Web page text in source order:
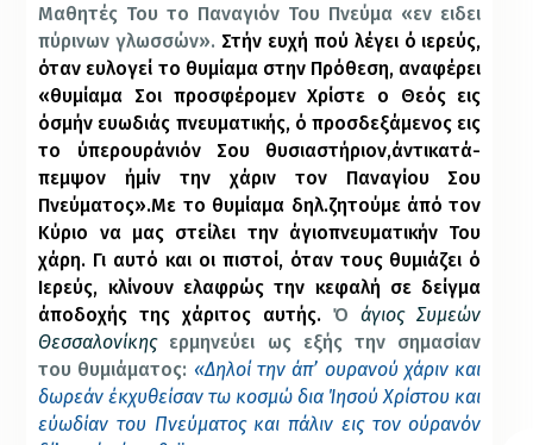
Μαθητές Του το Παναγιόν Του Πνεύμα «εν ειδει
πύρινων γλωσσών». Στήν ευχή πού λέγει ό ιερεύς,
όταν ευλογεί το θυμίαμα στην Πρόθεση, αναφέρει
«θυμίαμα Σοι προσφέρομεν Χρίστε ο Θεός εις
όσμήν ευωδιάς πνευματικής, ό προσδεξάμενος εις
το ύπερουράνιόν Σου θυσιαστήριον,άντικατά-
πεμψον ήμίν την χάριν τον Παναγίου Σου
Πνεύματος».Με το θυμίαμα δηλ.ζητούμε άπό τον
Κύριο να μας στείλει την άγιοπνευματικήν Του
χάρη. Γι αυτό και οι πιστοί, όταν τους θυμιάζει ό
Ιερεύς, κλίνουν ελαφρώς την κεφαλή σε δείγμα
άποδοχής της χάριτος αυτής. Ό άγιος Συμεών
Θεσσαλονίκηςερμηνεύει ως εξής την σημασίαν
του θυμιάματος: «Δηλοί την άπ’ ουρανού χάριν και
δωρεάν έκχυθείσαν τω κοσμώ δια Ίησού Χρίστου και
εύωδίαν του Πνεύματος και πάλιν εις τον ούρανόν